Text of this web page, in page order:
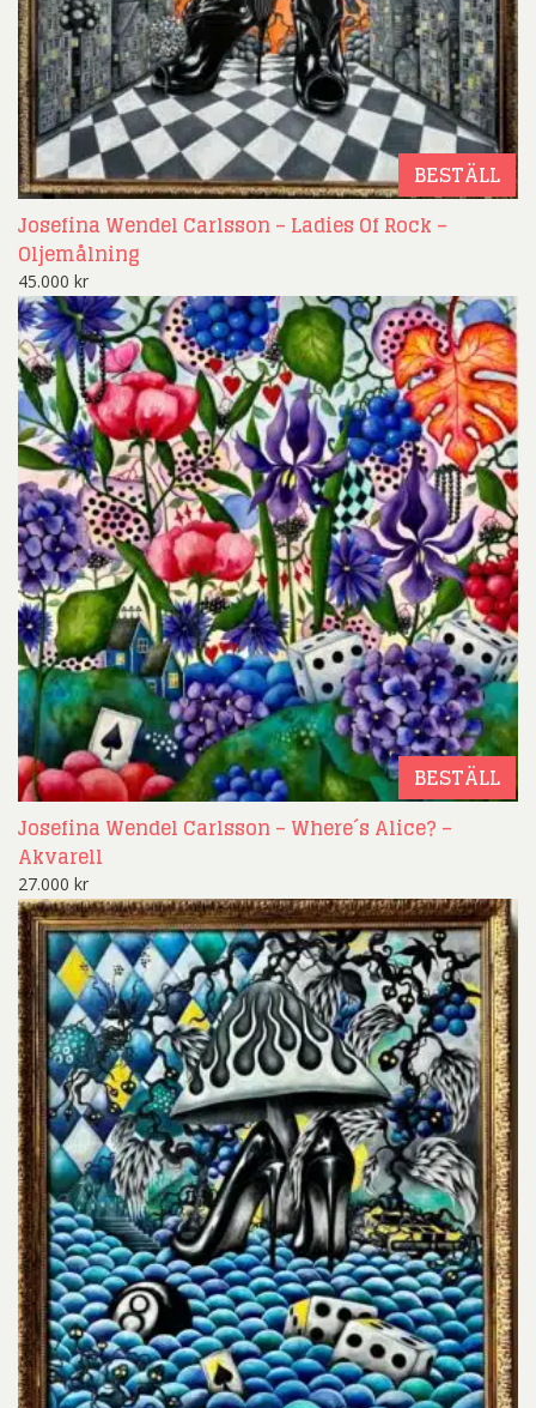
BESTÄLL
Josefina Wendel Carlsson – Ladies Of Rock –
Oljemålning
45.000 kr
BESTÄLL
Josefina Wendel Carlsson – Where´s Alice? –
Akvarell
27.000 kr